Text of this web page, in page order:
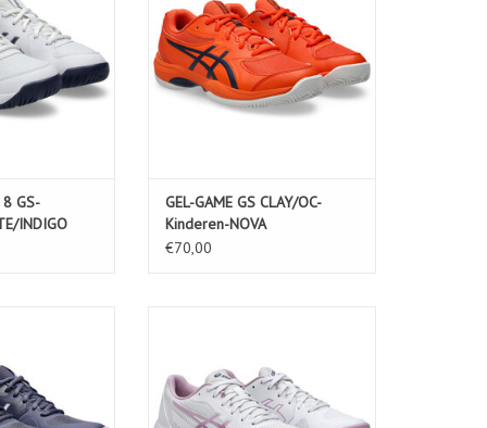
WINKELWAGEN
8 GS-
INDIGO
TOEVOEGEN AAN WINKELWAGEN
GEL-GAME GS CLAY/OC-
Kinderen-NOVA
ORANGE/INDIGO FOG
€70,00
WINKELWAGEN